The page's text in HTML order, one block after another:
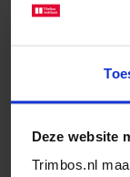
Deze website
Trimbos.nl